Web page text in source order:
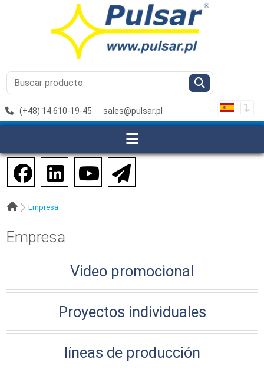
(+48) 14 610-19-45 sales@pulsar.pl
Empresa
Empresa
Video promocional
Proyectos individuales
líneas de producción